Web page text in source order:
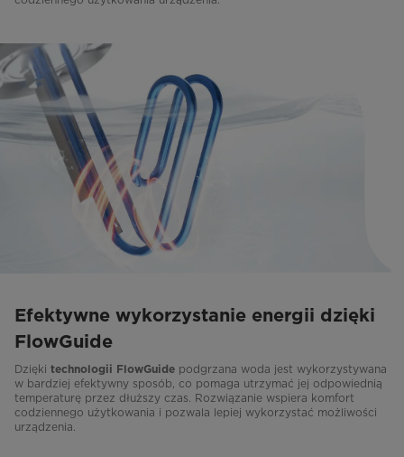
Efektywne wykorzystanie energii dzięki
FlowGuide
Dzięki technologii FlowGuide podgrzana woda jest wykorzystywana
w bardziej efektywny sposób, co pomaga utrzymać jej odpowiednią
temperaturę przez dłuższy czas. Rozwiązanie wspiera komfort
codziennego użytkowania i pozwala lepiej wykorzystać możliwości
urządzenia.